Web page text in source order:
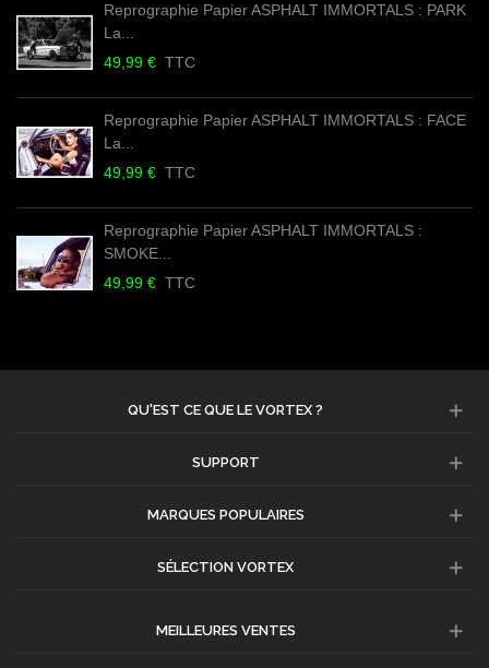
Reprographie Papier ASPHALT IMMORTALS : PARK
La...
49,99 € TTC
Reprographie Papier ASPHALT IMMORTALS : FACE
La...
49,99 € TTC
Reprographie Papier ASPHALT IMMORTALS :
SMOKE...
49,99 € TTC
QU'EST CE QUE LE VORTEX ?
SUPPORT
MARQUES POPULAIRES
SÉLECTION VORTEX
MEILLEURES VENTES